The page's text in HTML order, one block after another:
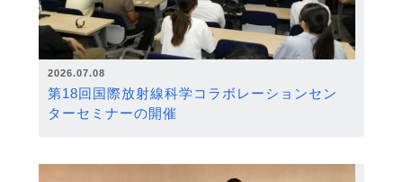
2026.07.08
第18回国際放射線科学コラボレーションセン
ターセミナーの開催